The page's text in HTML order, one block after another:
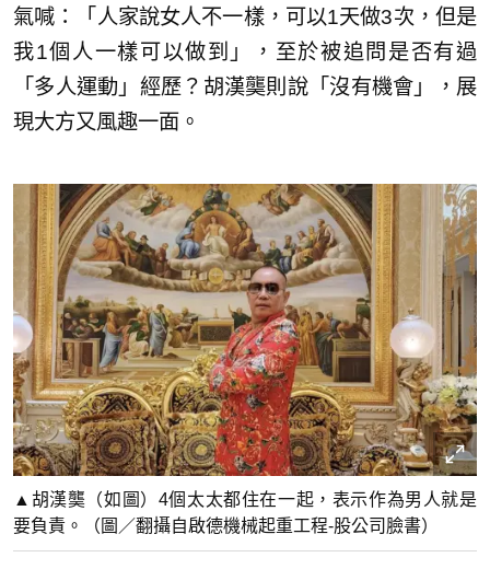
氣喊：「人家說女人不一樣，可以1天做3次，但是
我1個人一樣可以做到」，至於被追問是否有過
「多人運動」經歷？胡漢龑則說「沒有機會」，展
現大方又風趣一面。
▲胡漢龑（如圖）4個太太都住在一起，表示作為男人就是
要負責。（圖／翻攝自啟德機械起重工程-股公司臉書）